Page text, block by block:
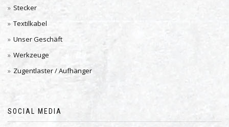
Stecker
Textilkabel
Unser Geschäft
Werkzeuge
Zugentlaster / Aufhänger
SOCIAL MEDIA